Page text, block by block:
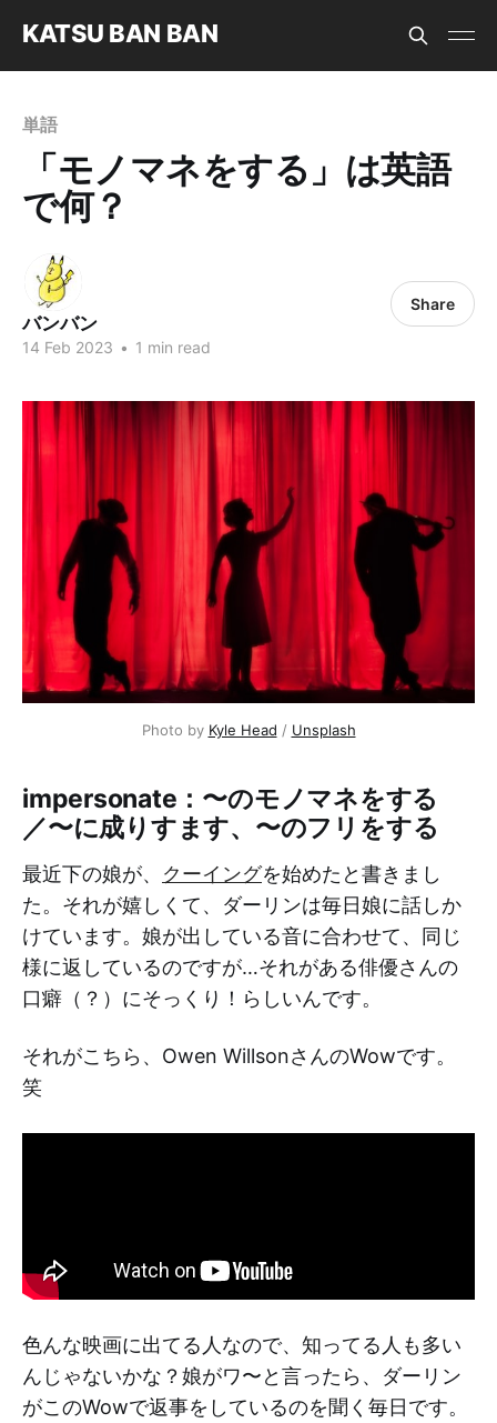
KATSU BAN BAN
単語
「モノマネをする」は英語
で何？
バンバン
14 Feb 2023 • 1 min read
Share
Photo by Kyle Head / Unsplash
impersonate：〜のモノマネをする
／〜に成りすます、〜のフリをする
最近下の娘が、 クーイングを始めたと書きまし
た。それが嬉しくて、ダーリンは毎日娘に話しか
けています。娘が出している音に合わせて、同じ
様に返しているのですが…それがある俳優さんの
口癖（？）にそっくり！らしいんです。
それがこちら、Owen WillsonさんのWowです。
笑
色んな映画に出てる人なので、知ってる人も多い
んじゃないかな？娘がワ〜と言ったら、ダーリン
がこのWowで返事をしているのを聞く毎日です。